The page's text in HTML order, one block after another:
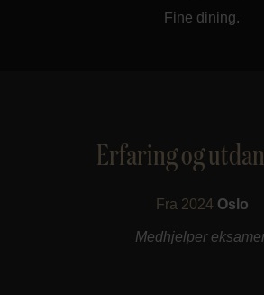
Fine dining.
Erfaring og
Fra 2024 Oslo
Medhjelper